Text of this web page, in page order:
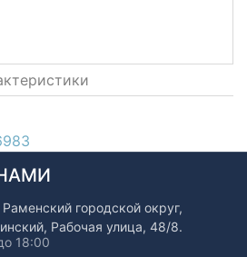
городской округ,
Рабочая улица, 48/8.
18:00